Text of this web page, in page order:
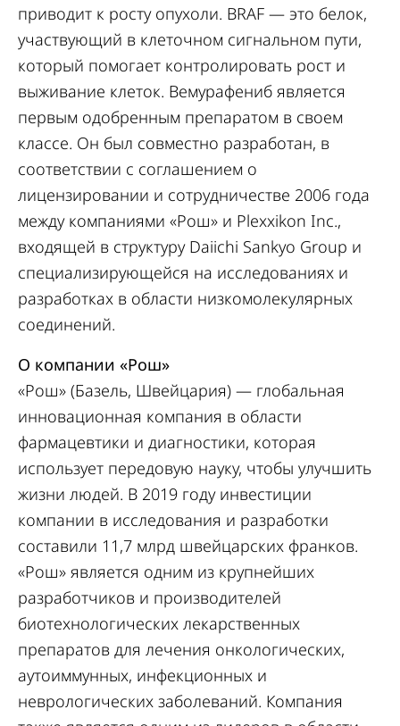
приводит к росту опухоли. BRAF — это белок,
участвующий в клеточном сигнальном пути,
который помогает контролировать рост и
выживание клеток. Вемурафениб является
первым одобренным препаратом в своем
классе. Он был совместно разработан, в
соответствии с соглашением о
лицензировании и сотрудничестве 2006 года
между компаниями «Рош» и Plexxikon Inc.,
входящей в структуру Daiichi Sankyo Group и
специализирующейся на исследованиях и
разработках в области низкомолекулярных
соединений.
О компании «Рош»
«Рош» (Базель, Швейцария) — глобальная
инновационная компания в области
фармацевтики и диагностики, которая
использует передовую науку, чтобы улучшить
жизни людей. В 2019 году инвестиции
компании в исследования и разработки
составили 11,7 млрд швейцарских франков.
«Рош» является одним из крупнейших
разработчиков и производителей
биотехнологических лекарственных
препаратов для лечения онкологических,
аутоиммунных, инфекционных и
неврологических заболеваний. Компания